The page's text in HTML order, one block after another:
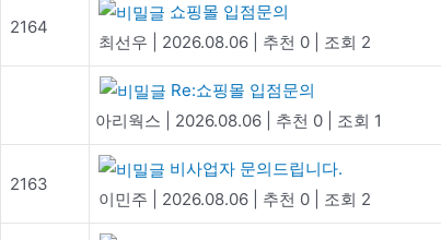
2164
쇼핑몰 입점문의
최선우
2026.08.06 추천 0 조회 2
Re:쇼핑몰 입점문의
아리웍스
2026.08.06 추천 0 조회 1
2163
비사업자 문의드립니다.
이민주
2026.08.06 추천 0 조회 2